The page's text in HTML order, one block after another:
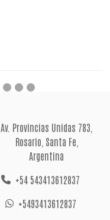
Av. Provincias Unidas 783,
Rosario, Santa Fe,
Argentina
+54 543413612837
+5493413612837